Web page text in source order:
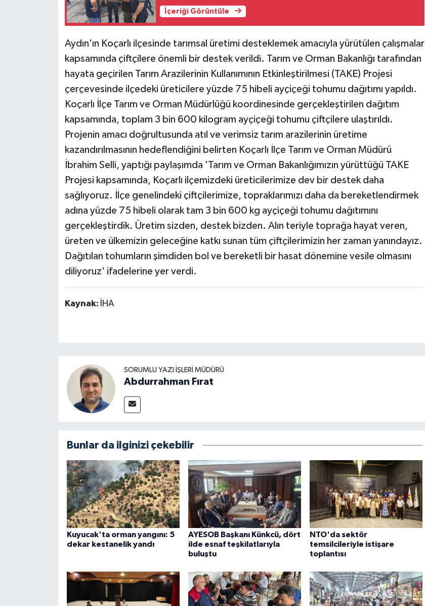
İçeriği Görüntüle
Aydın'ın Koçarlı ilçesinde tarımsal üretimi desteklemek amacıyla yürütülen çalışmalar
kapsamında çiftçilere önemli bir destek verildi. Tarım ve Orman Bakanlığı tarafından
hayata geçirilen Tarım Arazilerinin Kullanımının Etkinleştirilmesi (TAKE) Projesi
çerçevesinde ilçedeki üreticilere yüzde 75 hibeli ayçiçeği tohumu dağıtımı yapıldı.
Koçarlı İlçe Tarım ve Orman Müdürlüğü koordinesinde gerçekleştirilen dağıtım
kapsamında, toplam 3 bin 600 kilogram ayçiçeği tohumu çiftçilere ulaştırıldı.
Projenin amacı doğrultusunda atıl ve verimsiz tarım arazilerinin üretime
kazandırılmasının hedeflendiğini belirten Koçarlı İlçe Tarım ve Orman Müdürü
İbrahim Selli, yaptığı paylaşımda 'Tarım ve Orman Bakanlığımızın yürüttüğü TAKE
Projesi kapsamında, Koçarlı ilçemizdeki üreticilerimize dev bir destek daha
sağlıyoruz. İlçe genelindeki çiftçilerimize, topraklarımızı daha da bereketlendirmek
adına yüzde 75 hibeli olarak tam 3 bin 600 kg ayçiçeği tohumu dağıtımını
gerçekleştirdik. Üretim sizden, destek bizden. Alın teriyle toprağa hayat veren,
üreten ve ülkemizin geleceğine katkı sunan tüm çiftçilerimizin her zaman yanındayız.
Dağıtılan tohumların şimdiden bol ve bereketli bir hasat dönemine vesile olmasını
diliyoruz' ifadelerine yer verdi.
Kaynak: İHA
SORUMLU YAZI İŞLERI MÜDÜRÜ
Abdurrahman Fırat
Bunlar da ilginizi çekebilir
Kuyucak'ta orman yangını: 5
dekar kestanelik yandı
AYESOB Başkanı Künkcü, dört
ilde esnaf teşkilatlarıyla
buluştu
NTO'da sektör
temsilcileriyle istişare
toplantısı